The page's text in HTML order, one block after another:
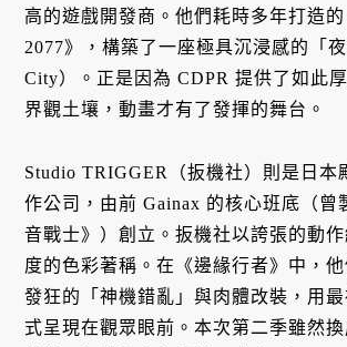
高的遊戲開發商。他們耗時多年打造
2077》，構築了一座極具沉浸感的「
City）。正是因為 CDPR 提供了如此
界觀土壤，動畫才有了發揮的舞台。
Studio TRIGGER（扳機社）則是日本
作公司，由前 Gainax 的核心班底（曾
音戰士》）創立。扳機社以誇張的動
度的色彩著稱。在《邊緣行者》中，
發狂的「神機錯亂」與肉體改裝，用
式呈現在觀眾眼前。本次第二季雖然